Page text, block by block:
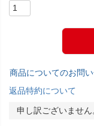
商品についてのお問
返品特約について
申し訳ございません